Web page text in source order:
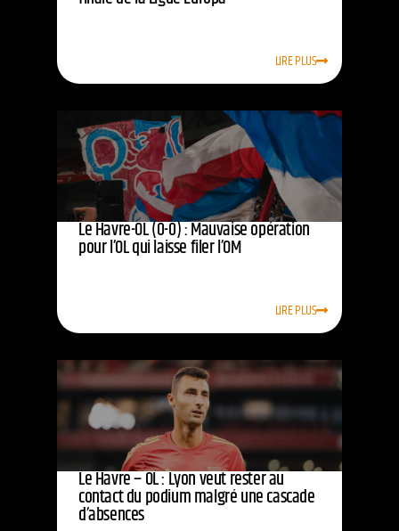
LIRE PLUS
Le Havre-OL (0-0) : Mauvaise opération
pour l’OL qui laisse filer l’OM
LIRE PLUS
Le Havre – OL : Lyon veut rester au
contact du podium malgré une cascade
d’absences